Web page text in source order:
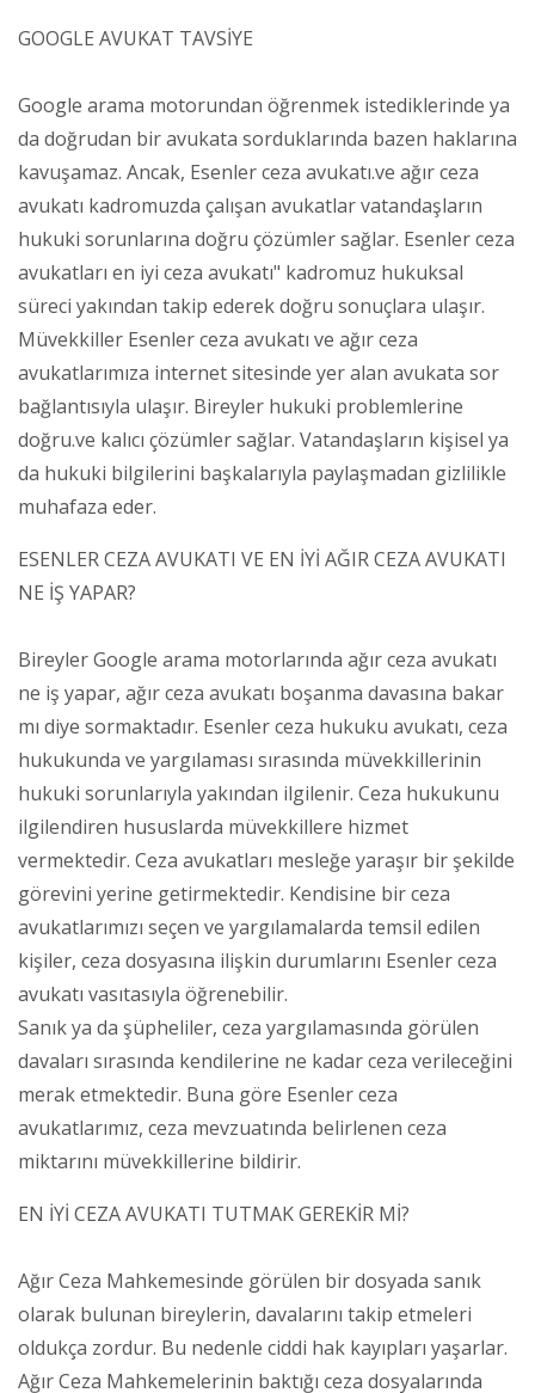
GOOGLE AVUKAT TAVSİYE
Google arama motorundan öğrenmek istediklerinde ya
da doğrudan bir avukata sorduklarında bazen haklarına
kavuşamaz. Ancak, Esenler ceza avukatı.ve ağır ceza
avukatı kadromuzda çalışan avukatlar vatandaşların
hukuki sorunlarına doğru çözümler sağlar. Esenler ceza
avukatları en iyi ceza avukatı" kadromuz hukuksal
süreci yakından takip ederek doğru sonuçlara ulaşır.
Müvekkiller Esenler ceza avukatı ve ağır ceza
avukatlarımıza internet sitesinde yer alan avukata sor
bağlantısıyla ulaşır. Bireyler hukuki problemlerine
doğru.ve kalıcı çözümler sağlar. Vatandaşların kişisel ya
da hukuki bilgilerini başkalarıyla paylaşmadan gizlilikle
muhafaza eder.
ESENLER CEZA AVUKATI VE EN İYİ AĞIR CEZA AVUKATI
NE İŞ YAPAR?
Bireyler Google arama motorlarında ağır ceza avukatı
ne iş yapar, ağır ceza avukatı boşanma davasına bakar
mı diye sormaktadır. Esenler ceza hukuku avukatı, ceza
hukukunda ve yargılaması sırasında müvekkillerinin
hukuki sorunlarıyla yakından ilgilenir. Ceza hukukunu
ilgilendiren hususlarda müvekkillere hizmet
vermektedir. Ceza avukatları mesleğe yaraşır bir şekilde
görevini yerine getirmektedir. Kendisine bir ceza
avukatlarımızı seçen ve yargılamalarda temsil edilen
kişiler, ceza dosyasına ilişkin durumlarını Esenler ceza
avukatı vasıtasıyla öğrenebilir.
Sanık ya da şüpheliler, ceza yargılamasında görülen
davaları sırasında kendilerine ne kadar ceza verileceğini
merak etmektedir. Buna göre Esenler ceza
avukatlarımız, ceza mevzuatında belirlenen ceza
miktarını müvekkillerine bildirir.
EN İYİ CEZA AVUKATI TUTMAK GEREKİR Mİ?
Ağır Ceza Mahkemesinde görülen bir dosyada sanık
olarak bulunan bireylerin, davalarını takip etmeleri
oldukça zordur. Bu nedenle ciddi hak kayıpları yaşarlar.
Ağır Ceza Mahkemelerinin baktığı ceza dosyalarında